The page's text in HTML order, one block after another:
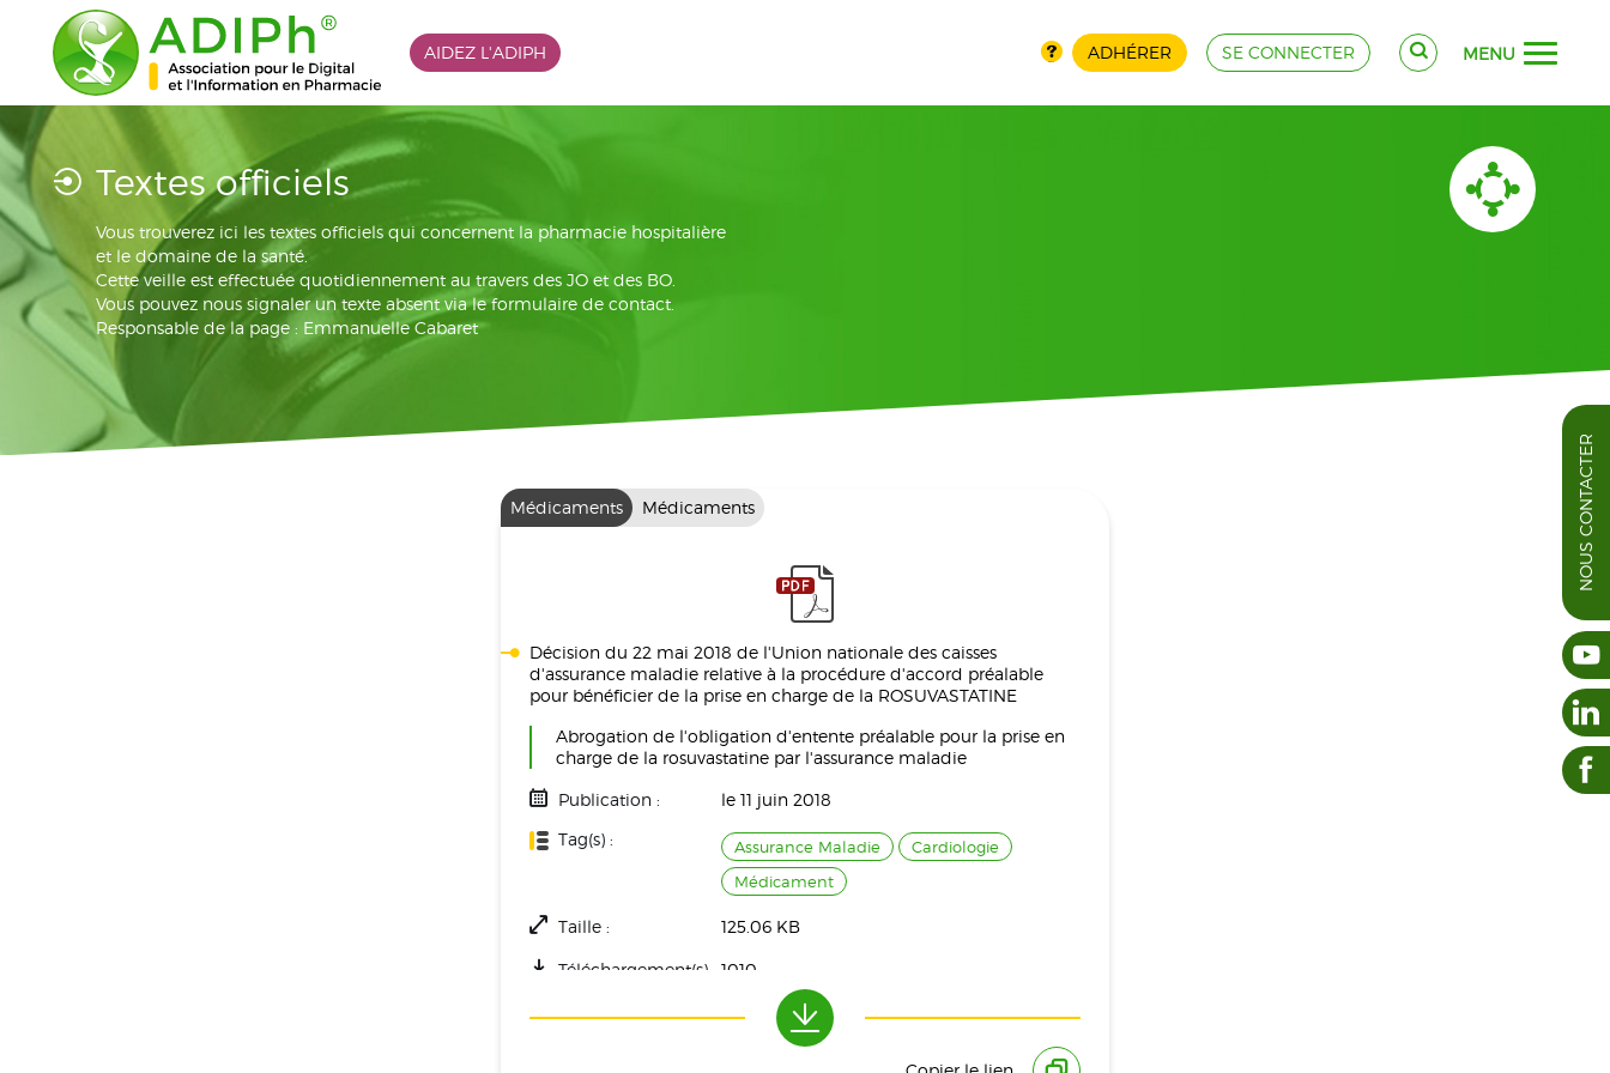
AIDEZ L'ADIPH ADHÉRER SE CONNECTER MENU
Textes officiels
Vous trouverez ici les textes officiels qui concernent la pharmacie hospitalière
et le domaine de la santé.
Cette veille est effectuée quotidiennement au travers des JO et des BO.
Vous pouvez nous signaler un texte absent via le formulaire de contact.
Responsable de la page : Emmanuelle Cabaret
Médicaments Médicaments
Décision du 22 mai 2018 de l'Union nationale des caisses
d'assurance maladie relative à la procédure d'accord préalable
pour bénéficier de la prise en charge de la ROSUVASTATINE
Abrogation de l'obligation d'entente préalable pour la prise en
charge de la rosuvastatine par l'assurance maladie
Publication :
le 11 juin 2018
Tag(s) :
Assurance Maladie
Cardiologie
Médicament
Taille : 125.06 KB
Téléchargement(s) : 1010
NOUS CONTACTER